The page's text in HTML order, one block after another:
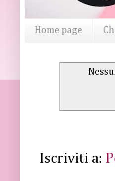
Home page
Iscriviti a: